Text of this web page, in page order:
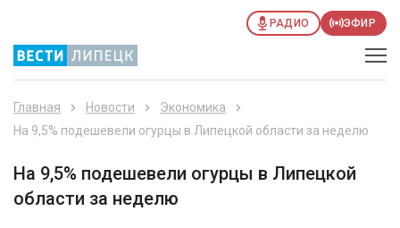
РАДИО ЭФИР
Главная Новости
Экономика
На 9,5% подешевели огурцы в Липецкой области за неделю
На 9,5% подешевели огурцы в Липецкой
области за неделю